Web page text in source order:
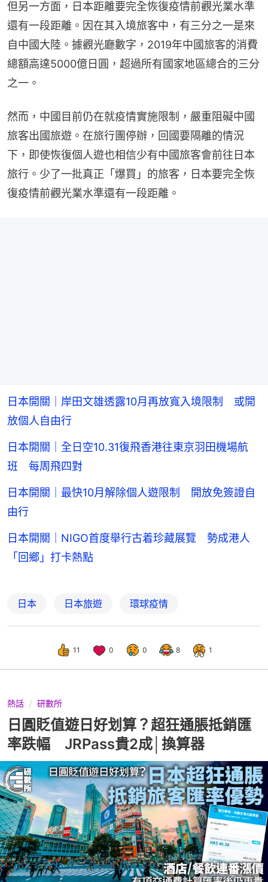
但另一方面，日本距離要完全恢復疫情前觀光業水準
還有一段距離。因在其入境旅客中，有三分之一是來
自中國大陸。據觀光廳數字，2019年中國旅客的消費
總額高達5000億日圓，超過所有國家地區總合的三分
之一。
然而，中國目前仍在就疫情實施限制，嚴重阻礙中國
旅客出國旅遊。在旅行團停辦，回國要隔離的情況
下，即使恢復個人遊也相信少有中國旅客會前往日本
旅行。少了一批真正「爆買」的旅客，日本要完全恢
復疫情前觀光業水準還有一段距離。
日本開關｜岸田文雄透露10月再放寬入境限制 或開
放個人自由行
日本開關｜全日空10.31復飛香港往東京羽田機場航
班 每周飛四對
日本開關｜最快10月解除個人遊限制 開放免簽證自
由行
日本開關｜NIGO首度舉行古着珍藏展覽 勢成港人
「回鄉」打卡熱點
日本 日本旅遊 環球疫情
11 0 0 8 1
熱話 研數所
日圓貶值遊日好划算？超狂通脹抵銷匯
率跌幅 JRPass貴2成│換算器